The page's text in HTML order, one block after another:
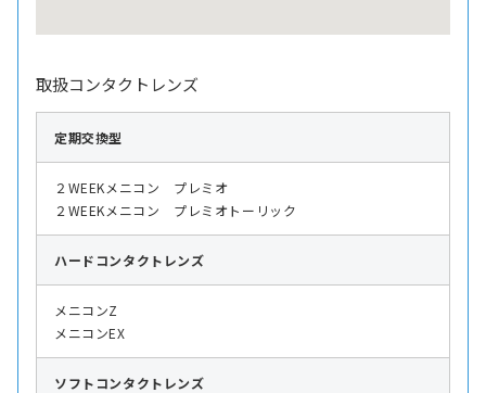
取扱コンタクトレンズ
定期交換型
２WEEKメニコン プレミオ
２WEEKメニコン プレミオトーリック
ハード コンタクトレンズ
メニコンZ
メニコンEX
ソフト コンタクトレンズ